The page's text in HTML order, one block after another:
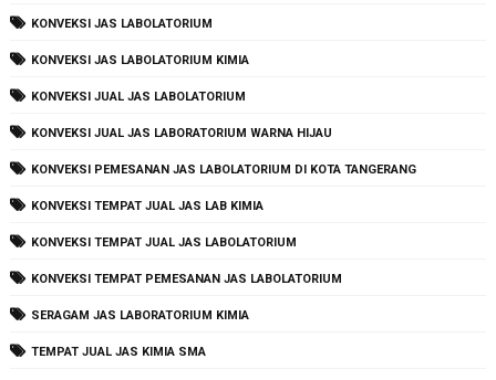
KONVEKSI JAS LABOLATORIUM
KONVEKSI JAS LABOLATORIUM KIMIA
KONVEKSI JUAL JAS LABOLATORIUM
KONVEKSI JUAL JAS LABORATORIUM WARNA HIJAU
KONVEKSI PEMESANAN JAS LABOLATORIUM DI KOTA TANGERANG
KONVEKSI TEMPAT JUAL JAS LAB KIMIA
KONVEKSI TEMPAT JUAL JAS LABOLATORIUM
KONVEKSI TEMPAT PEMESANAN JAS LABOLATORIUM
SERAGAM JAS LABORATORIUM KIMIA
TEMPAT JUAL JAS KIMIA SMA